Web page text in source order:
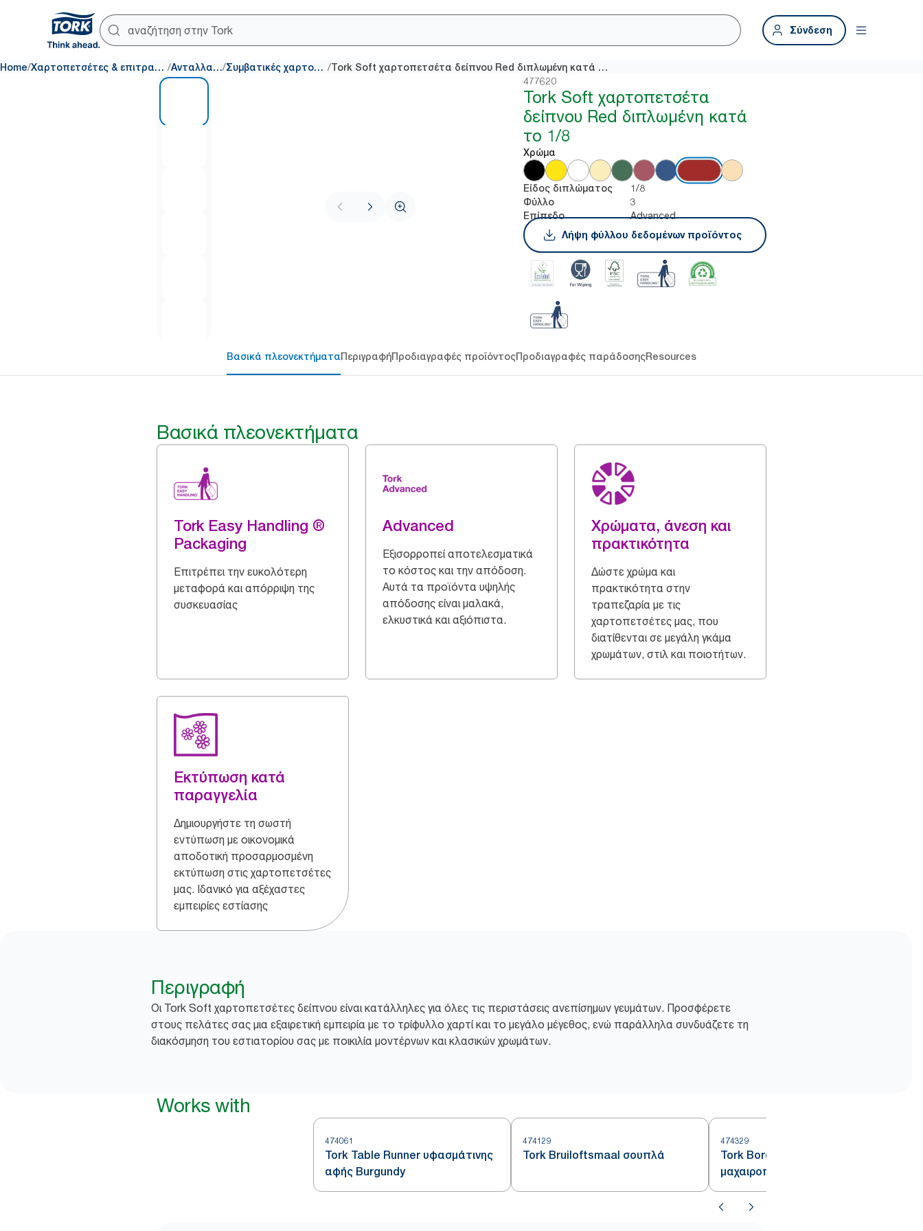
Σύνδεση
Home/ Χαρτοπετσέτες & επιτραπέζια σκεύη / Ανταλλακτικά/ Συμβατικές χαρτοπετσέτες / Tork Soft χαρτοπετσέτα δείπνου Red διπλωμένη κατά το 1/8
477620
Tork Soft χαρτοπετσέτα
δείπνου Red διπλωμένη κατά
το 1/8
Χρώμα
Είδος διπλώματος 1/8
Φύλλο 3
Επίπεδο
Advanced
Λήψη φύλλου δεδομένων προϊόντος
Βασικά πλεονεκτήματαΠεριγραφήΠροδιαγραφές προϊόντοςΠροδιαγραφές παράδοσηςResources
Βασικά πλεονεκτήματα
Tork Easy Handling ®
Packaging
Επιτρέπει την ευκολότερη
μεταφορά και απόρριψη της
συσκευασίας
Advanced
Εξισορροπεί αποτελεσματικά
το κόστος και την απόδοση.
Αυτά τα προϊόντα υψηλής
απόδοσης είναι μαλακά,
ελκυστικά και αξιόπιστα.
Χρώματα, άνεση και
πρακτικότητα
Δώστε χρώμα και
πρακτικότητα στην
τραπεζαρία με τις
χαρτοπετσέτες μας, που
διατίθενται σε μεγάλη γκάμα
χρωμάτων, στιλ και ποιοτήτων.
Εκτύπωση κατά
παραγγελία
Δημιουργήστε τη σωστή
εντύπωση με οικονομικά
αποδοτική προσαρμοσμένη
εκτύπωση στις χαρτοπετσέτες
μας. Ιδανικό για αξέχαστες
εμπειρίες εστίασης
Περιγραφή
​​Οι Tork Soft χαρτοπετσέτες δείπνου είναι κατάλληλες για όλες τις περιστάσεις ανεπίσημων γευμάτων. Προσφέρετε
στους πελάτες σας μια εξαιρετική εμπειρία με το τρίφυλλο χαρτί και το μεγάλο μέγεθος, ενώ παράλληλα συνδυάζετε τη
διακόσμηση του εστιατορίου σας με ποικιλία μοντέρνων και κλασικών χρωμάτων.
Works with
474061
Tork Table Runner υφασμάτινης
αφής Burgundy
474129
Tork Bruiloftsmaal σουπλά
474329
Tork Bordeaux θήκη για
μαχαιροπίρουνα με Ivory
χαρτοπετσέτα